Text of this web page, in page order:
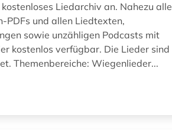
Liedarchiv an. Nahezu alle
PDFs und allen Liedtexten,
sowie unzähligen Podcasts mit
kostenlos verfügbar. Die Lieder sind
Themenbereiche: Wiegenlieder...